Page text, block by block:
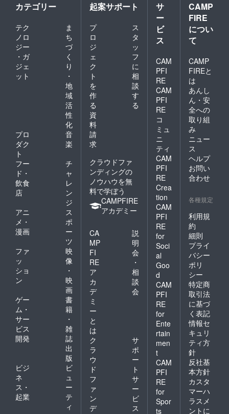
カテゴリー
テク
ノロ
ジー
・ガ
ジェ
ット
ま
ち
づ
く
り
・
地
域
活
性
化
プロ
ダク
ト
音
楽
フー
ド・
飲食
店
チ
ャ
レ
ン
ジ
アニ
メ・
漫画
ス
ポ
ー
ツ
ファ
ッ
ショ
ン
映
像
・
映
画
ゲー
ム・
サー
ビス
開発
書
籍
・
雑
誌
出
版
ビジ
ネ
ス・
起業
ビ
ュ
ー
テ
ィ
起案サポート
プ
ロ
ジ
ェ
ク
ト
を
作
る
ス
タ
ッ
フ
に
相
談
す
る
資
料
請
求
クラウドファ
ンディングの
ノウハウを無
料で学ぼう
CAMPFIRE
アカデミー
CA
MP
FI
RE
ア
カ
デ
ミ
ー
と
は
説
明
会
・
相
談
会
ク
ラ
ウ
ド
フ
ァ
ン
デ
サ
ポ
ー
ト
サ
ー
ビ
ス
サ
ー
ビ
ス
CAM
PFI
RE
CAM
PFI
RE
コ
ミュ
ニ
ティ
CAM
PFI
RE
Crea
tion
CAM
PFI
RE
for
Soci
al
Goo
d
CAM
PFI
RE
for
Ente
rtain
men
t
CAM
PFI
RE
for
Spor
ts
CAMP
FIRE
につい
て
CAMP
FIREと
は
あんし
ん・安
全への
取り組
み
ニュー
ス
ヘルプ
お問い
合わせ
各種規定
利用規
約
細則
プライ
バシー
ポリ
シー
特定商
取引法
に基づ
く表記
情報セ
キュリ
ティ方
針
反社基
本方針
カスタ
マーハ
ラスメ
ントに